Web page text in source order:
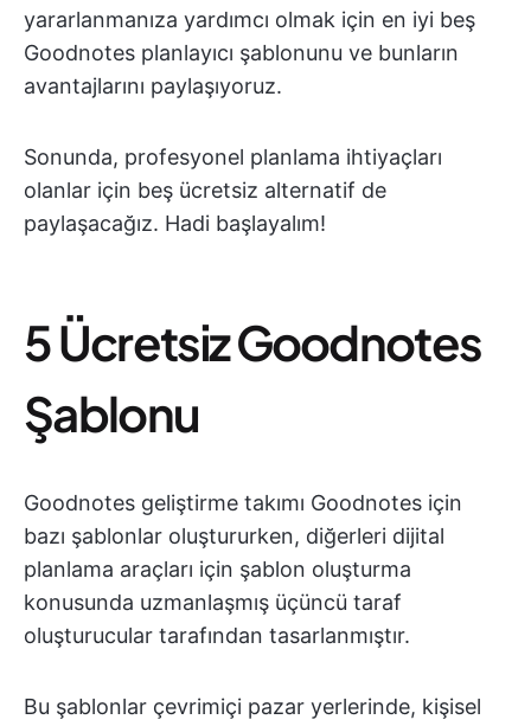
yararlanmanıza yardımcı olmak için en iyi beş
Goodnotes planlayıcı şablonunu ve bunların
avantajlarını paylaşıyoruz.
Sonunda, profesyonel planlama ihtiyaçları
olanlar için beş ücretsiz alternatif de
paylaşacağız. Hadi başlayalım!
5 Ücretsiz Goodnotes
Şablonu
Goodnotes geliştirme takımı Goodnotes için
bazı şablonlar oluştururken, diğerleri dijital
planlama araçları için şablon oluşturma
konusunda uzmanlaşmış üçüncü taraf
oluşturucular tarafından tasarlanmıştır.
Bu şablonlar çevrimiçi pazar yerlerinde, kişisel